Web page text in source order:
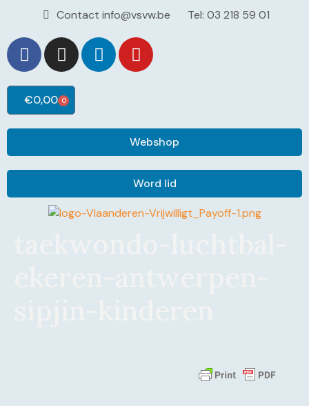
Contact info@vsvw.be Tel: 03 218 59 01
€0,00 0
Webshop
Word lid